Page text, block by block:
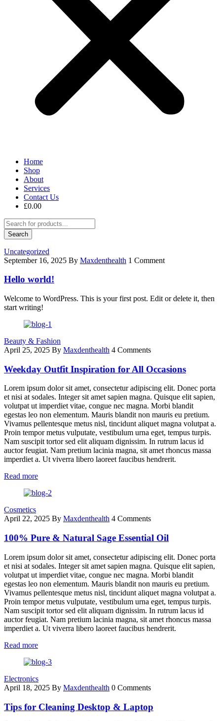
Home
Shop
About
Services
Contact Us
£0.00
Uncategorized
September 16, 2025 By Maxdenthealth 1 Comment
Hello world!
Welcome to WordPress. This is your first post. Edit or delete it, then
start writing!
Beauty & Fashion
April 25, 2025 By Maxdenthealth 4 Comments
Weekday Outfit Inspiration for All Occasions
Lorem ipsum dolor sit amet, consectetur adipiscing elit. Donec porta
et nisi at sodales. Integer sit amet sapien magna. Quisque elit sapien,
volutpat ut imperdiet vitae, congue nec magna. Morbi blandit
egestas leo non elementum. Mauris blandit non mauris eu pretium.
Vivamus pellentesque metus nisl, tincidunt aliquet magna volutpat a.
Proin tempor metus vulputate, vestibulum urna eget, tempus turpis.
Nam suscipit tortor sed elit aliquam dignissim. In rutrum lacus id
auctor feugiat. Nam pretium lacinia magna, sit amet rhoncus massa
imperdiet a. Ut viverra libero laoreet faucibus hendrerit.
Read more
Cosmetics
April 22, 2025 By Maxdenthealth 4 Comments
100% Pure & Natural Sage Essential Oil
Lorem ipsum dolor sit amet, consectetur adipiscing elit. Donec porta
et nisi at sodales. Integer sit amet sapien magna. Quisque elit sapien,
volutpat ut imperdiet vitae, congue nec magna. Morbi blandit
egestas leo non elementum. Mauris blandit non mauris eu pretium.
Vivamus pellentesque metus nisl, tincidunt aliquet magna volutpat a.
Proin tempor metus vulputate, vestibulum urna eget, tempus turpis.
Nam suscipit tortor sed elit aliquam dignissim. In rutrum lacus id
auctor feugiat. Nam pretium lacinia magna, sit amet rhoncus massa
imperdiet a. Ut viverra libero laoreet faucibus hendrerit.
Read more
Electronics
April 18, 2025 By Maxdenthealth 0 Comments
Tips for Cleaning Desktop & Laptop